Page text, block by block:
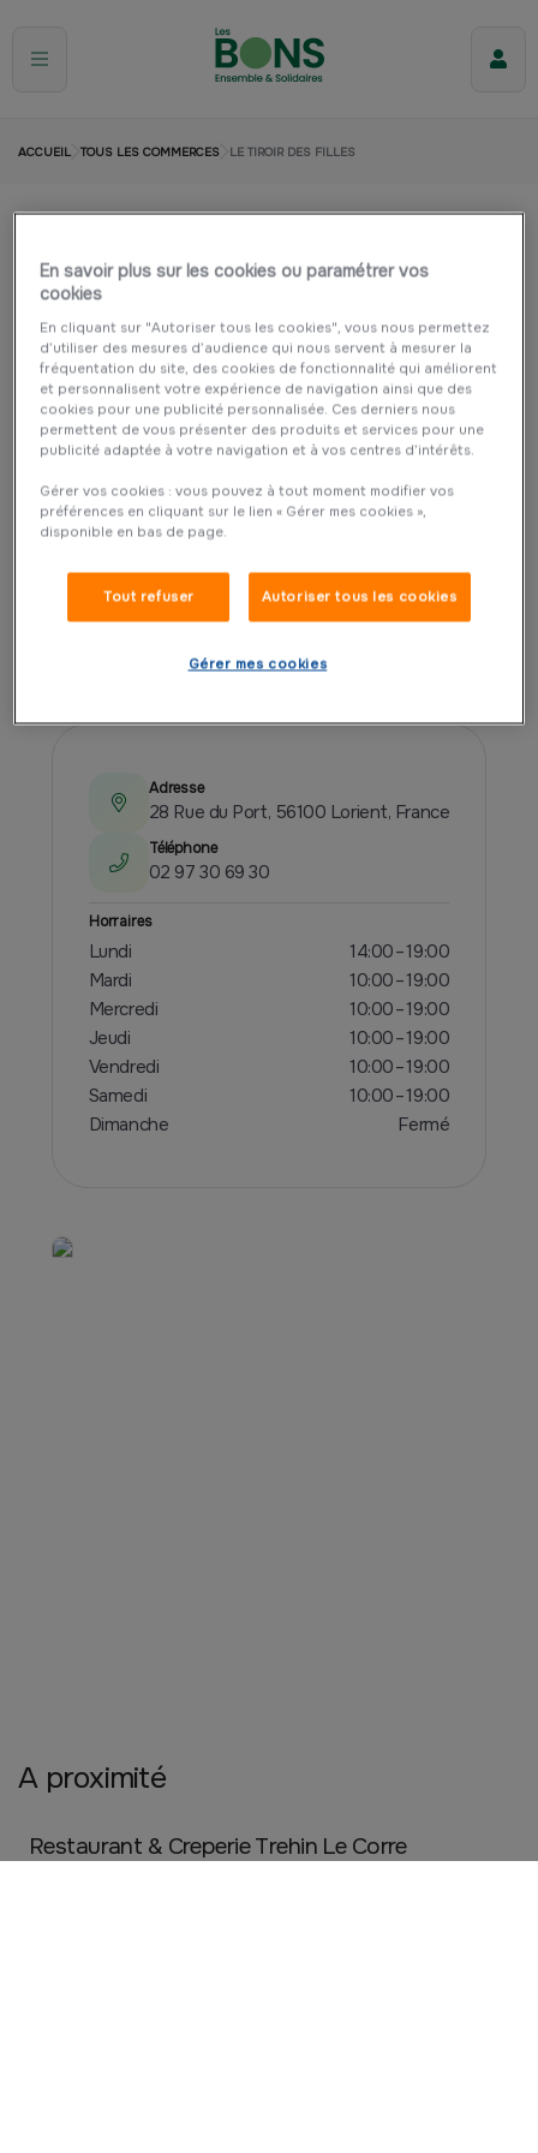
ACCUEIL TOUS LES COMMERCES LE TIROIR DES FILLES
Le Tiroir Des Filles
LORIENT
Adresse
28 Rue du Port, 56100 Lorient, France
Téléphone
02 97 30 69 30
Horraires
Lundi
14:00 – 19:00
Mardi
10:00 – 19:00
Mercredi
10:00 – 19:00
Jeudi
10:00 – 19:00
Vendredi
10:00 – 19:00
Samedi
10:00 – 19:00
Dimanche
Fermé
A proximité
Restaurant & Creperie Trehin Le Corre
En savoir plus sur les cookies ou paramétrer vos
cookies
En cliquant sur "Autoriser tous les cookies", vous nous permettez
d’utiliser des mesures d’audience qui nous servent à mesurer la
fréquentation du site, des cookies de fonctionnalité qui améliorent
et personnalisent votre expérience de navigation ainsi que des
cookies pour une publicité personnalisée. Ces derniers nous
permettent de vous présenter des produits et services pour une
publicité adaptée à votre navigation et à vos centres d’intérêts.
Gérer vos cookies : vous pouvez à tout moment modifier vos
préférences en cliquant sur le lien « Gérer mes cookies »,
disponible en bas de page.
Tout refuser Autoriser tous les cookies
Gérer mes cookies